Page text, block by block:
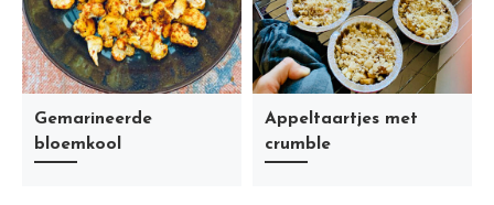
Gemarineerde
bloemkool
Appeltaartjes met
crumble